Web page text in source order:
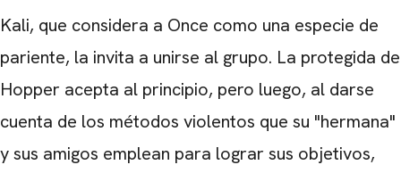
Kali, que considera a Once como una especie de
pariente, la invita a unirse al grupo. La protegida de
Hopper acepta al principio, pero luego, al darse
cuenta de los métodos violentos que su "hermana"
y sus amigos emplean para lograr sus objetivos,